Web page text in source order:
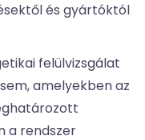
és gyártóktól
felülvizsgálat
amelyekben az
a rendszer